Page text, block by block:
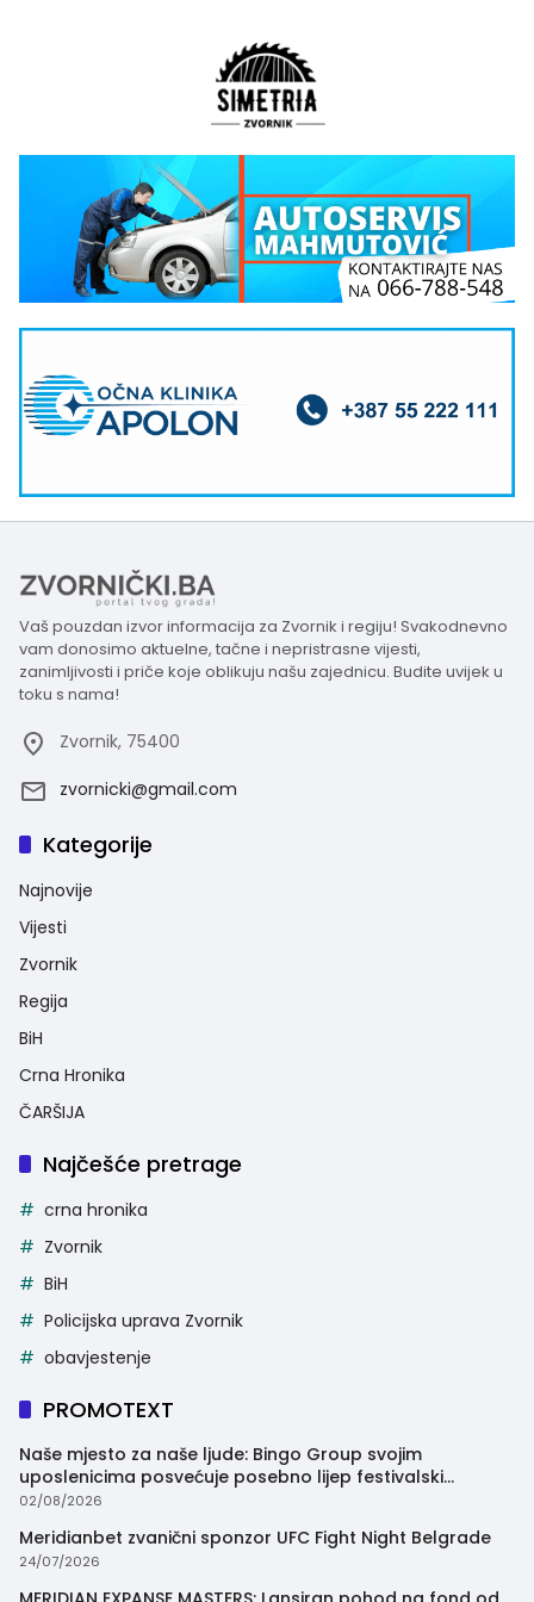
Vaš pouzdan izvor informacija za Zvornik i regiju! Svakodnevno
vam donosimo aktuelne, tačne i nepristrasne vijesti,
zanimljivosti i priče koje oblikuju našu zajednicu. Budite uvijek u
toku s nama!
Zvornik, 75400
zvornicki@gmail.com
Kategorije
Najnovije
Vijesti
Zvornik
Regija
BiH
Crna Hronika
ČARŠIJA
Najčešće pretrage
crna hronika
Zvornik
BiH
Policijska uprava Zvornik
obavjestenje
PROMOTEXT
Naše mjesto za naše ljude: Bingo Group svojim
uposlenicima posvećuje posebno lijep festivalski
trenutak
02/08/2026
Meridianbet zvanični sponzor UFC Fight Night Belgrade
24/07/2026